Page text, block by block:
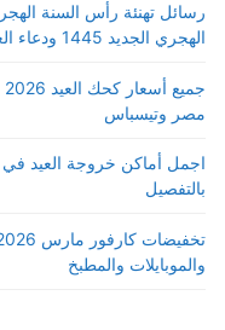
الهجري الجديد 1445 ودعاء العام الجديد
مصر وتيسباس
بالتفصيل
والموبايلات والمطبخ